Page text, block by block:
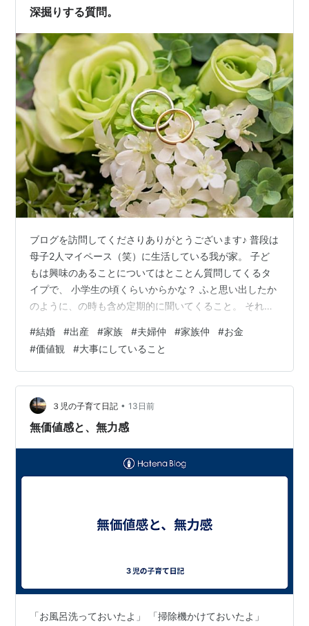
ーーーーーーーーーーー ①妊婦健診全16回：22,580円
深掘りする質問。
ブログを訪問してくださりありがとうございます♪ 普段は
母子2人マイペース（笑）に生活している我が家。 子ど
もは興味のあることについてはとことん質問してくるタ
イプで、 小学生の頃くらいからかな？ ふと思い出したか
のように、の時も含め定期的に聞いてくること。 それ
うして？ ✅相手はなぜお父さん（夫）だったの？ という
こと😅 子ども曰く夫と私は同じクラスにいたら絶対仲良
くない！タイプ逆！ だからだそう。 ※確かに🤣 あとここ
最近では、 ✅大学時代に何を勉強していたのか？？ と
も。 私は成人して間もなく日本国籍に帰化しているた
め、身内と同じく似たよう…
#結婚 #出産 #家族 #夫婦仲 #家族仲 #お金
#価値観 #大事にしていること
３児の子育て日記 • 13日前
無価値感と、無力感
「お風呂洗っておいたよ」 「掃除機かけておいたよ」